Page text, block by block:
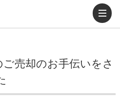
売却のお手伝いをさ